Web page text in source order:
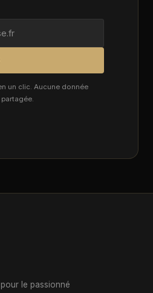
un clic. Aucune donnée
partagée.
le passionné